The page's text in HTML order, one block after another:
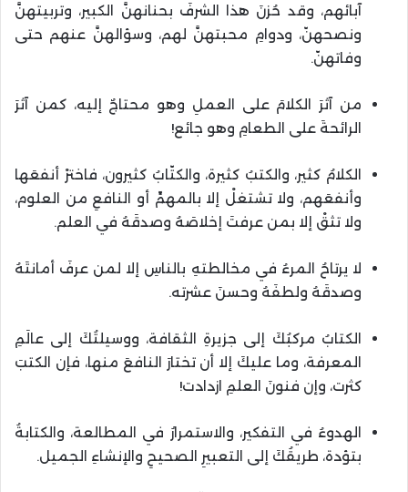
آبائهم، وقد حُزنَ هذا الشرفَ بحنانهنَّ الكبير، وتربيتهنَّ
ونصحهنّ، ودوامِ محبتهنَّ لهم، وسؤالهنَّ عنهم حتى
وفاتهنّ.
من آثرَ الكلامَ على العملِ وهو محتاجٌ إليه، كمن آثرَ
الرائحةَ على الطعامِ وهو جائع!
الكلامُ كثير، والكتبُ كثيرة، والكتّابُ كثيرون، فاخترْ أنفعَها
وأنفعَهم، ولا تشتغلْ إلا بالمهمِّ أو النافعِ من العلوم،
ولا تثقْ إلا بمن عرفتَ إخلاصَهُ وصدقَهُ في العلم.
لا يرتاحُ المرءُ في مخالطتهِ بالناسِ إلا لمن عرفَ أمانتَهُ
وصدقَهُ ولطفَهُ وحسنَ عشرته.
الكتابُ مركبُكَ إلى جزيرةِ الثقافة، ووسيلتُكَ إلى عالَمِ
المعرفة، وما عليكَ إلا أن تختارَ النافعَ منها، فإن الكتبَ
كثرت، وإن فنونَ العلمِ ازدادت!
الهدوءُ في التفكير، والاستمرارُ في المطالعة، والكتابةُ
بتؤدة، طريقُكَ إلى التعبيرِ الصحيحِ والإنشاءِ الجميل.